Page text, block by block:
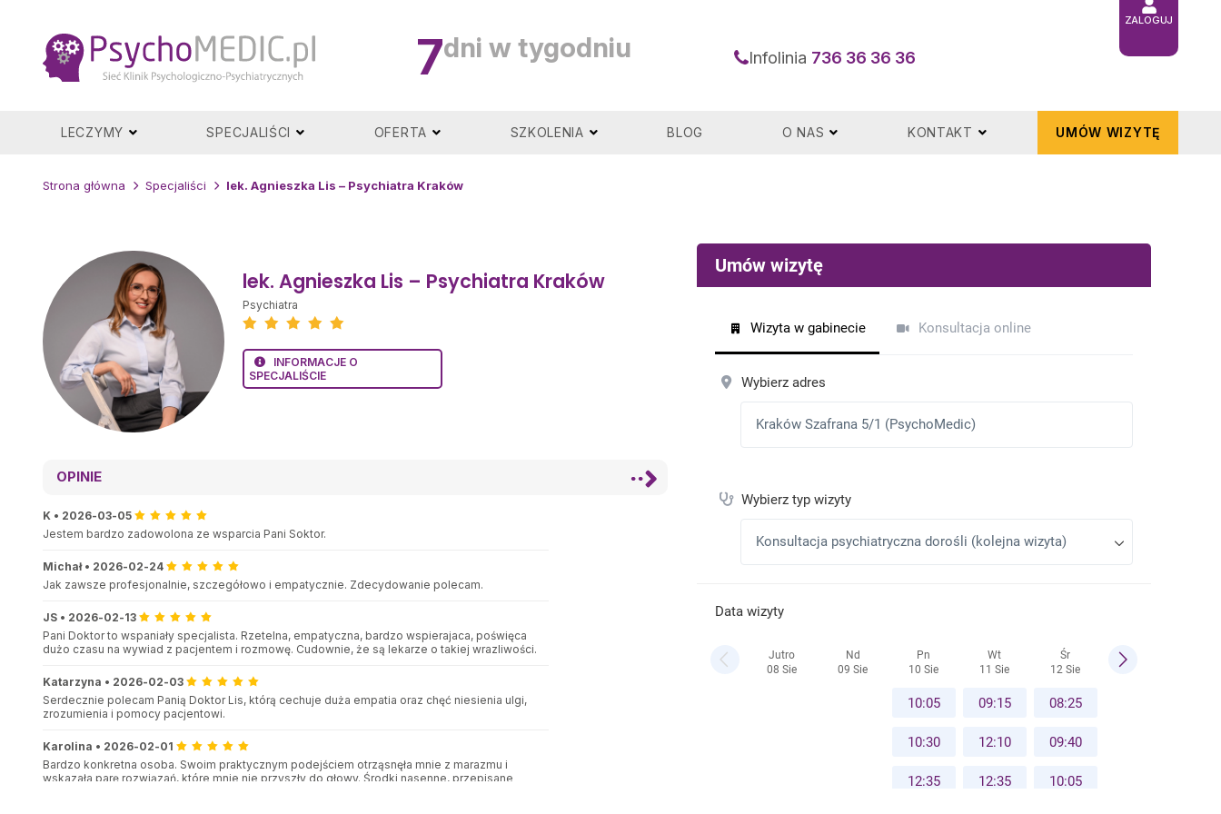
7dni w tygodniu Infolinia 736 36 36 36
ZALOGUJ
LECZYMY SPECJALIŚCI OFERTA SZKOLENIA BLOG O NAS KONTAKT UMÓW WIZYTĘ
Strona główna Specjaliści lek. Agnieszka Lis – Psychiatra Kraków
lek. Agnieszka Lis – Psychiatra Kraków
Psychiatra
INFORMACJE O
SPECJALIŚCIE
OPINIE
K • 2026-03-05
Jestem bardzo zadowolona ze wsparcia Pani Soktor.
Michał • 2026-02-24
Jak zawsze profesjonalnie, szczegółowo i empatycznie. Zdecydowanie polecam.
JS • 2026-02-13
Pani Doktor to wspaniały specjalista. Rzetelna, empatyczna, bardzo wspierajaca, poświęca
dużo czasu na wywiad z pacjentem i rozmowę. Cudownie, że są lekarze o takiej wrazliwości.
Katarzyna • 2026-02-03
Serdecznie polecam Panią Doktor Lis, którą cechuje duża empatia oraz chęć niesienia ulgi,
zrozumienia i pomocy pacjentowi.
Karolina • 2026-02-01
Bardzo konkretna osoba. Swoim praktycznym podejściem otrząsnęła mnie z marazmu i
wskazała parę rozwiązań, które mnie nie przyszły do głowy. Środki nasenne, przepisane